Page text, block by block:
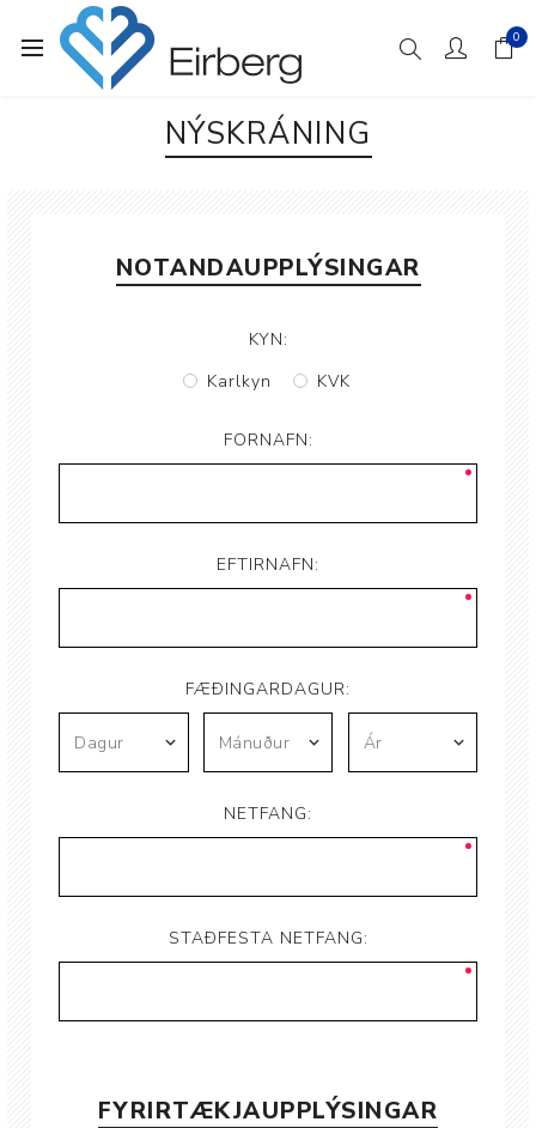
0
NÝSKRÁNING
NOTANDAUPPLÝSINGAR
KYN:
Karlkyn
KVK
FORNAFN:
EFTIRNAFN:
FÆÐINGARDAGUR:
NETFANG:
STAÐFESTA NETFANG:
FYRIRTÆKJAUPPLÝSINGAR